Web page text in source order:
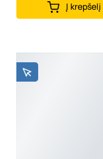
Į krepšelį